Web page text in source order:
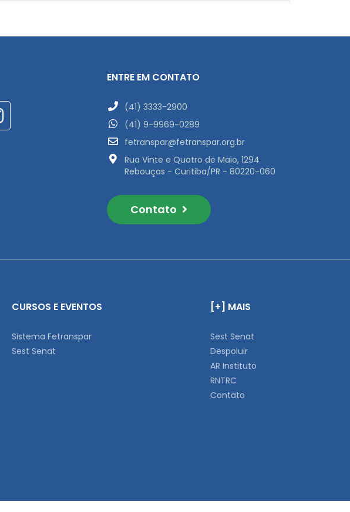
ENTRE EM CONTATO
(41) 3333-2900
(41) 9-9969-0289
fetranspar@fetranspar.org.br
Rua Vinte e Quatro de Maio, 1294
Rebouças - Curitiba/PR - 80220-060
Contato
CURSOS E EVENTOS
Sistema Fetranspar
Sest Senat
[+] MAIS
Sest Senat
Despoluir
AR Instituto
RNTRC
Contato